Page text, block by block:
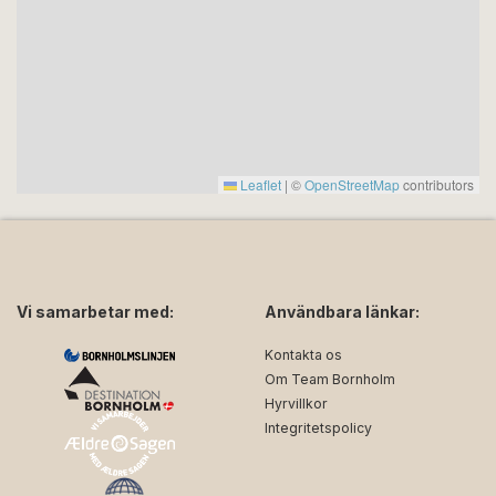
Leaflet | ©OpenStreetMapcontributors
Vi samarbetar med: Användbara länkar:
Kontakta os
Om Team Bornholm
Hyrvillkor
Integritetspolicy